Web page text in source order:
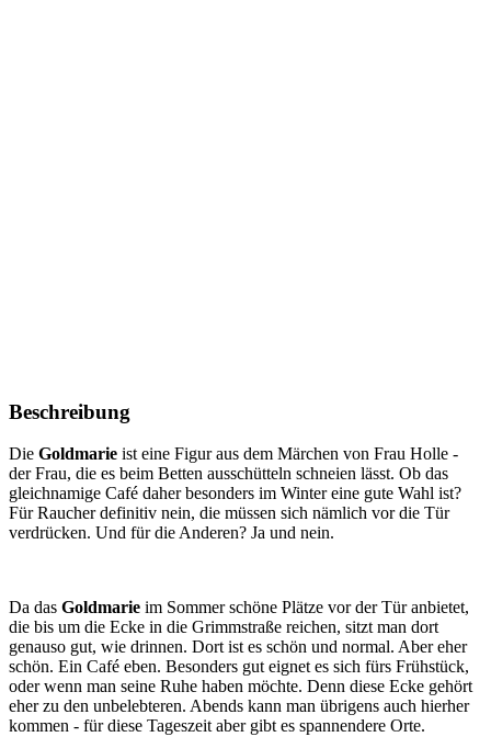
Beschreibung
Die Goldmarie ist eine Figur aus dem Märchen von Frau Holle -
der Frau, die es beim Betten ausschütteln schneien lässt. Ob das
gleichnamige Café daher besonders im Winter eine gute Wahl ist?
Für Raucher definitiv nein, die müssen sich nämlich vor die Tür
verdrücken. Und für die Anderen? Ja und nein.
Da das Goldmarie im Sommer schöne Plätze vor der Tür anbietet,
die bis um die Ecke in die Grimmstraße reichen, sitzt man dort
genauso gut, wie drinnen. Dort ist es schön und normal. Aber eher
schön. Ein Café eben. Besonders gut eignet es sich fürs Frühstück,
oder wenn man seine Ruhe haben möchte. Denn diese Ecke gehört
eher zu den unbelebteren. Abends kann man übrigens auch hierher
kommen - für diese Tageszeit aber gibt es spannendere Orte.